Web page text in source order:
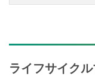
ライフサイク